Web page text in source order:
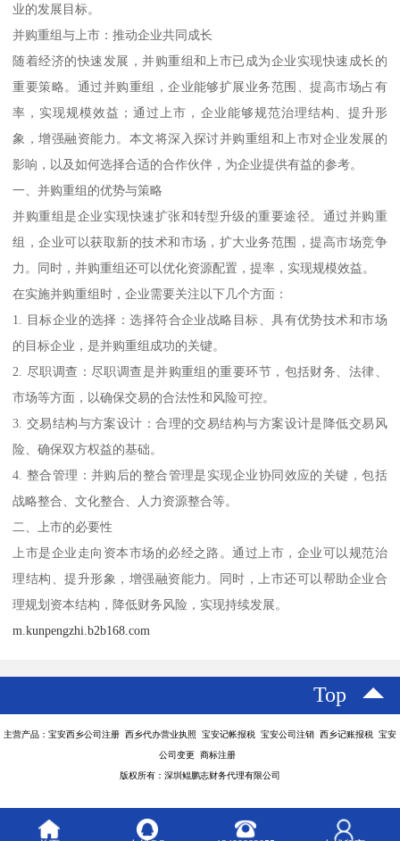
业的发展目标。
并购重组与上市：推动企业共同成长
随着经济的快速发展，并购重组和上市已成为企业实现快速成长的
重要策略。通过并购重组，企业能够扩展业务范围、提高市场占有
率，实现规模效益；通过上市，企业能够规范治理结构、提升形
象，增强融资能力。本文将深入探讨并购重组和上市对企业发展的
影响，以及如何选择合适的合作伙伴，为企业提供有益的参考。
一、并购重组的优势与策略
并购重组是企业实现快速扩张和转型升级的重要途径。通过并购重
组，企业可以获取新的技术和市场，扩大业务范围，提高市场竞争
力。同时，并购重组还可以优化资源配置，提率，实现规模效益。
在实施并购重组时，企业需要关注以下几个方面：
1. 目标企业的选择：选择符合企业战略目标、具有优势技术和市场
的目标企业，是并购重组成功的关键。
2. 尽职调查：尽职调查是并购重组的重要环节，包括财务、法律、
市场等方面，以确保交易的合法性和风险可控。
3. 交易结构与方案设计：合理的交易结构与方案设计是降低交易风
险、确保双方权益的基础。
4. 整合管理：并购后的整合管理是实现企业协同效应的关键，包括
战略整合、文化整合、人力资源整合等。
二、上市的必要性
上市是企业走向资本市场的必经之路。通过上市，企业可以规范治
理结构、提升形象，增强融资能力。同时，上市还可以帮助企业合
理规划资本结构，降低财务风险，实现持续发展。
m.kunpengzhi.b2b168.com
Top
主营产品：宝安西乡公司注册 西乡代办营业执照 宝安记帐报税 宝安公司注销 西乡记账报税 宝安
公司变更 商标注册
版权所有：深圳鲲鹏志财务代理有限公司